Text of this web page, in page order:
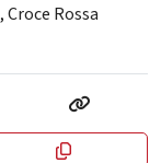
,Croce Rossa